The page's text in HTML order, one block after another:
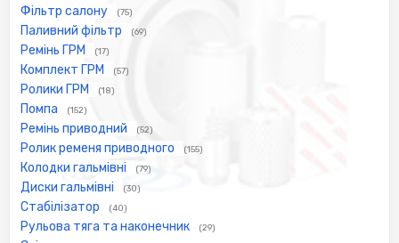
Фільтр салону (75)
Паливний фільтр (69)
Ремінь ГРМ (17)
Комплект ГРМ (57)
Ролики ГРМ (18)
Помпа (152)
Ремінь приводний (52)
Ролик ременя приводного (155)
Колодки гальмівні (79)
Диски гальмівні (30)
Стабілізатор (40)
Рульова тяга та наконечник (29)